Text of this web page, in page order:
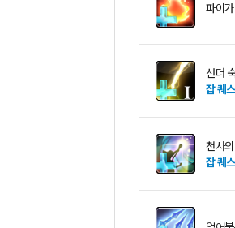
파이
선더
잡 퀘
천사
잡 퀘